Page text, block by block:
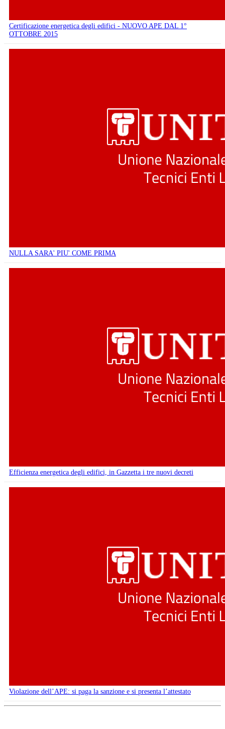
Certificazione energetica degli edifici - NUOVO APE DAL 1°
OTTOBRE 2015
NULLA SARA' PIU' COME PRIMA
Efficienza energetica degli edifici, in Gazzetta i tre nuovi decreti
Violazione dell’APE: si paga la sanzione e si presenta l’attestato